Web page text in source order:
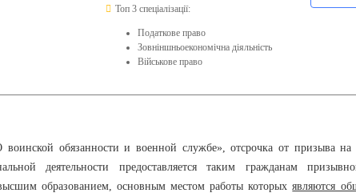
Топ 3 спеціалізації:
Податкове право
Зовніншньоекономічна діяльність
Військове право
обязанности и военной службе», отсрочка от призыва
деятельности предоставляется таким гражданам
образованием, основным местом работы которыхявляются